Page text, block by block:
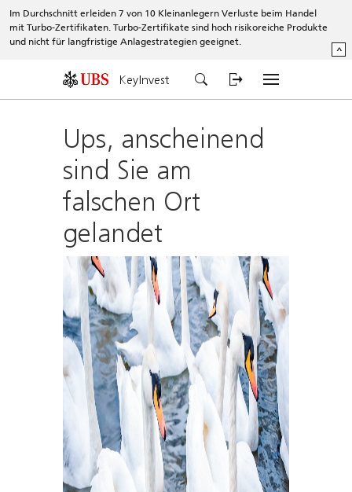
Im Durchschnitt erleiden 7 von 10 Kleinanlegern Verluste beim Handel
mit Turbo-Zertifikaten. Turbo-Zertifikate sind hoch risikoreiche Produkte
und nicht für langfristige Anlagestrategien geeignet.
^
KeyInvest
Ups, anscheinend
sind Sie am
falschen Ort
gelandet